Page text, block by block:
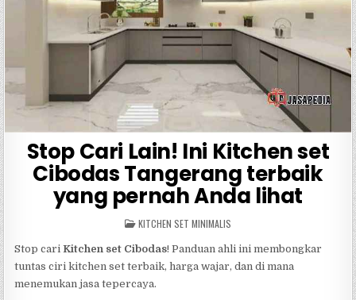
Stop Cari Lain! Ini Kitchen set
Cibodas Tangerang terbaik
yang pernah Anda lihat
POSTED
IN
KITCHEN SET MINIMALIS
Stop cariKitchen set Cibodas! Panduan ahli ini membongkar
tuntas ciri kitchen set terbaik, harga wajar, dan di mana
menemukan jasa tepercaya.